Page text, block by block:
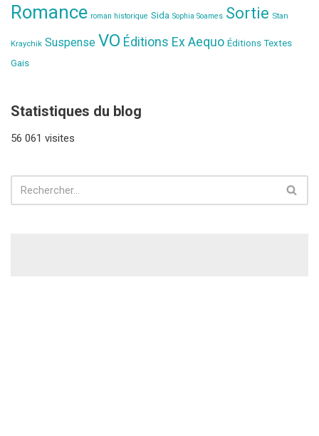
Romance roman historique Sida Sophia Soames Sortie Stan
Kraychik Suspense VO Éditions Ex Aequo Éditions Textes
Gais
Statistiques du blog
56 061 visites